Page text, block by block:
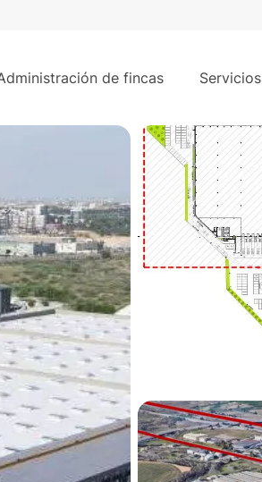
de fincas Servicios
de Henares,Madrid.